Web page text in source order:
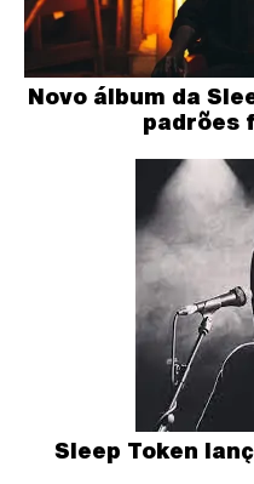
Novo álbum da
padrões
Sleep Token